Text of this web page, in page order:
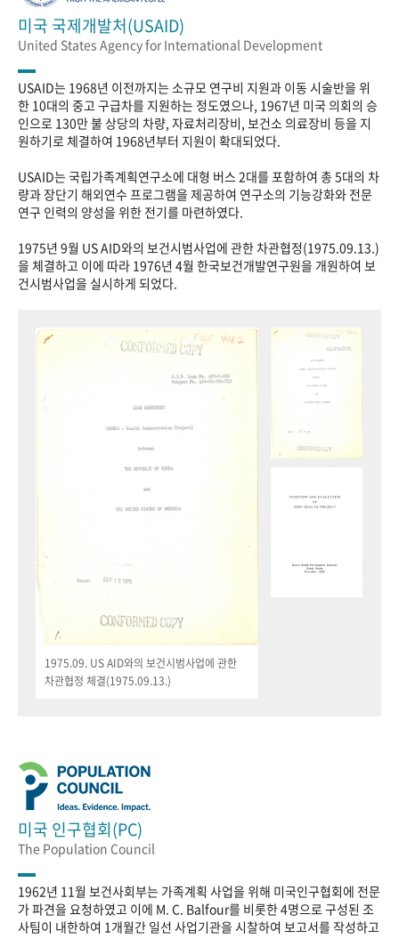
미국 국제개발처(USAID)
United States Agency for International Development
USAID는 1968년 이전까지는 소규모 연구비 지원과 이동 시술반을 위
한 10대의 중고 구급차를 지원하는 정도였으나, 1967년 미국 의회의 승
인으로 130만 불 상당의 차량, 자료처리장비, 보건소 의료장비 등을 지
원하기로 체결하여 1968년부터 지원이 확대되었다.
USAID는 국립가족계획연구소에 대형 버스 2대를 포함하여 총 5대의 차
량과 장단기 해외연수 프로그램을 제공하여 연구소의 기능강화와 전문
연구 인력의 양성을 위한 전기를 마련하였다.
1975년 9월 US AID와의 보건시범사업에 관한 차관협정(1975.09.13.)
을 체결하고 이에 따라 1976년 4월 한국보건개발연구원을 개원하여 보
건시범사업을 실시하게 되었다.
1975.09. US AID와의 보건시범사업에 관한
차관협정 체결(1975.09.13.)
미국 인구협회(PC)
The Population Council
1962년 11월 보건사회부는 가족계획 사업을 위해 미국인구협회에 전문
가 파견을 요청하였고 이에 M. C. Balfour를 비롯한 4명으로 구성된 조
사팀이 내한하여 1개월간 일선 사업기관을 시찰하여 보고서를 작성하고